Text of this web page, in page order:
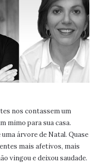
nos contassem um
mimo para sua casa.
árvore de Natal. Quase
mais afetivos, mais
vingou e deixou saudade.